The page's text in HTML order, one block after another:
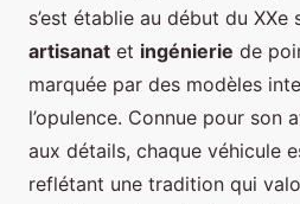
s’est établie au début du
artisanat et ingénierie de
marquée par des modèles
l’opulence. Connue pour son
aux détails, chaque véhicule
reflétant une tradition qui